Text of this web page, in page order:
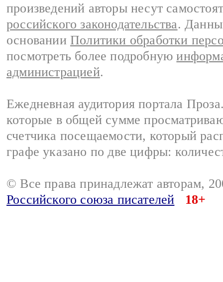
произведений авторы несут
российского законодательства.
основании Политики обработки
посмотреть более подробную
администрацией.
Ежедневная аудитория портала
которые в общей сумме
счетчика посещаемости, который
графе указано по две цифры:
© Все права принадлежат авторам,
Российского союза писателей
18+